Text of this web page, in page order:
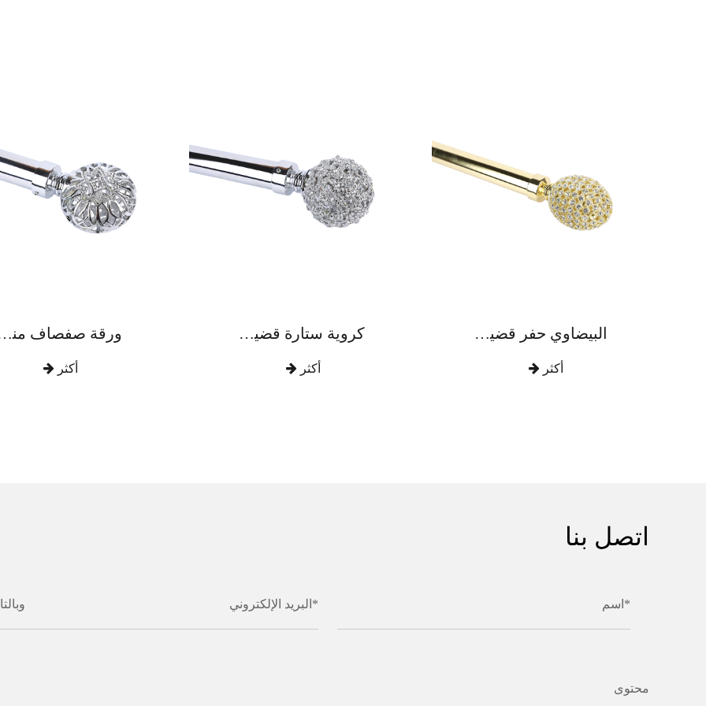
البيضاوي حفر قضيب ستارة سبائك الزنك بالكامل
أكثر
كروية ستارة قضيب سبائك الزنك الفاخرة
أكثر
ورقة صفصاف منحوتة مع قضيب ستارة
أكثر
اتصل بنا
اسم* البريد الإلكتروني*
محتوى